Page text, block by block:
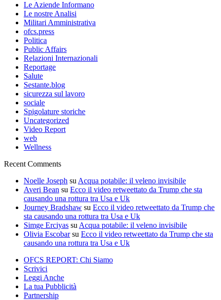
Le Aziende Informano
Le nostre Analisi
Militari Amministrativa
ofcs.press
Politica
Public Affairs
Relazioni Internazionali
Reportage
Salute
Sestante.blog
sicurezza sul lavoro
sociale
Spigolature storiche
Uncategorized
Video Report
web
Wellness
Recent Comments
Noelle Joseph su Acqua potabile: il veleno invisibile
Averi Bean su Ecco il video retweettato da Trump che sta
causando una rottura tra Usa e Uk
Journey Bradshaw su Ecco il video retweettato da Trump che
sta causando una rottura tra Usa e Uk
Simge Erciyas su Acqua potabile: il veleno invisibile
Olivia Escobarsu Ecco il video retweettato da Trump che sta
causando una rottura tra Usa e Uk
OFCS REPORT: Chi Siamo
Scrivici
Leggi Anche
La tua Pubblicità
Partnership